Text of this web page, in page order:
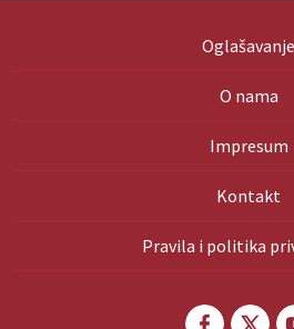
Oglašavanje
O nama
Impresum
Kontakt
Pravila i politika